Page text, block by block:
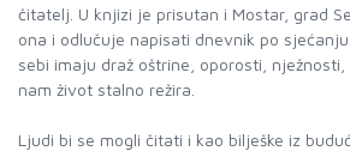
čitatelj. U knjizi je prisutan i Mostar, grad
ona i odlučuje napisati dnevnik po
sebi imaju draž oštrine, oporosti,
nam život stalno režira.
Ljudi bi se mogli čitati i kao bilješke iz